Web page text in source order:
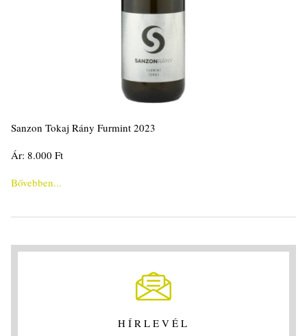
Sanzon Tokaj Rány Furmint 2023
Ár: 8.000 Ft
Bővebben...
HÍRLEVÉL